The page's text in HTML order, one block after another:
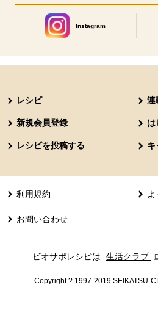
Instagram
別のウィンドウで開きます。
レシピ 連
新規会員登録 は
レシピを投稿する キ
利用規約 よ
お問い合わせ
ビオサポレシピは 生活クラブ
Copyright ? 1997-2019 SEIKATSU-